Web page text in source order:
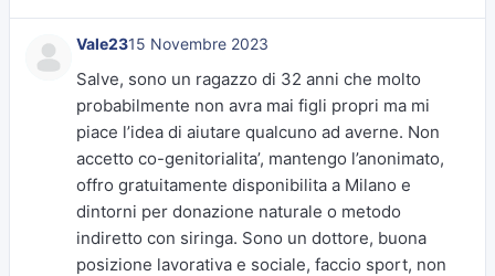
Vale2315 Novembre 2023
Salve, sono un ragazzo di 32 anni che molto
probabilmente non avra mai figli propri ma mi
piace l’idea di aiutare qualcuno ad averne. Non
accetto co-genitorialita’, mantengo l’anonimato,
offro gratuitamente disponibilita a Milano e
dintorni per donazione naturale o metodo
indiretto con siringa. Sono un dottore, buona
posizione lavorativa e sociale, faccio sport, non